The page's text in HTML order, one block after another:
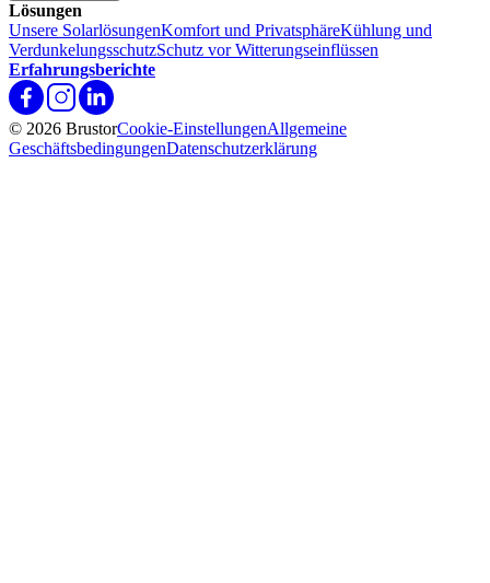
Lösungen
Unsere SolarlösungenKomfort und PrivatsphäreKühlung und
VerdunkelungsschutzSchutz vor Witterungseinflüssen
Erfahrungsberichte
© 2026 BrustorCookie-EinstellungenAllgemeine
GeschäftsbedingungenDatenschutzerklärung